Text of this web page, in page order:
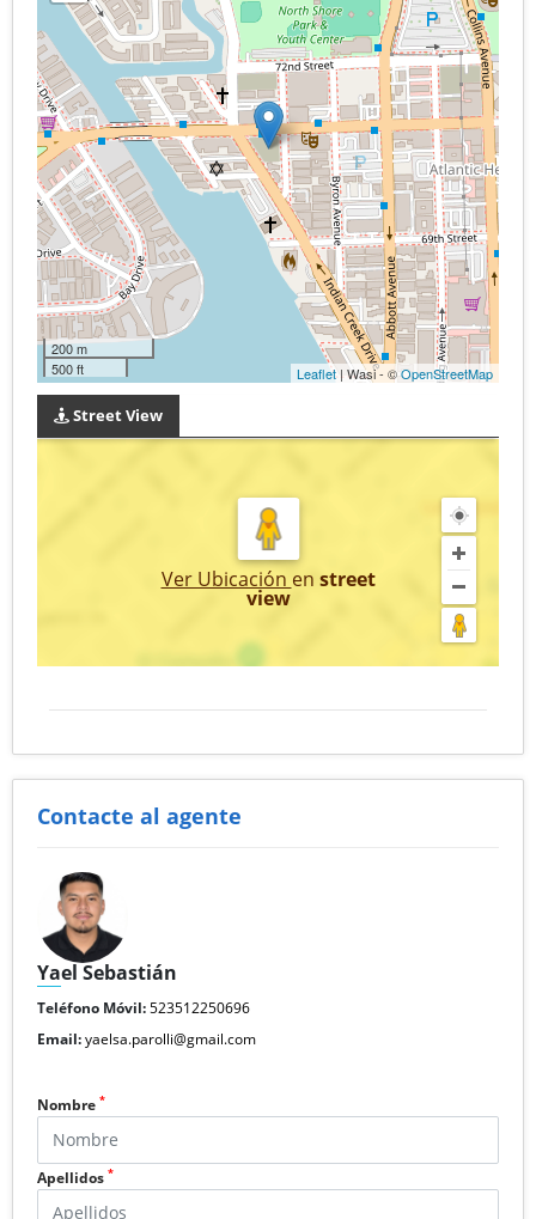
200 m
500 ft
Leaflet| Wasi - ©OpenStreetMap
Street View
Ver Ubicación en street
view
Contacte al agente
Yael Sebastián
Teléfono Móvil:523512250696
Email:yaelsa.parolli@gmail.com
Nombre *
Apellidos *